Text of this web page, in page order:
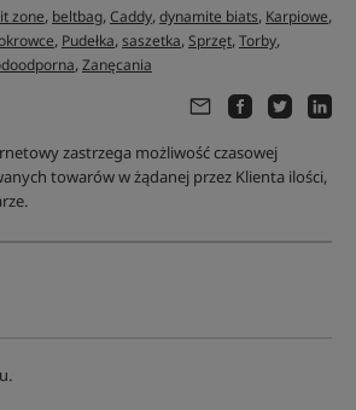
zone, beltbag,Caddy,dynamite biats, Karpiowe,
, Pudełka,saszetka,Sprzęt,Torby,
,Zanęcania
zastrzega możliwość czasowej
towarów w żądanej przez Klienta ilości,